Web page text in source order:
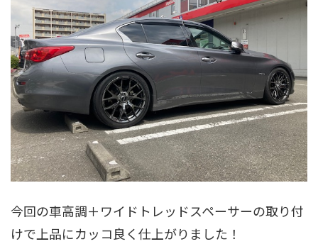
今回の車高調＋ワイドトレッドスペーサーの取り付
けで上品にカッコ良く仕上がりました！